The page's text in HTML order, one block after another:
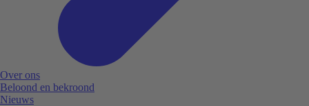
Over ons
Beloond en bekroond
Nieuws